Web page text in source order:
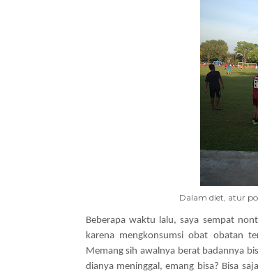
Dalam diet, atur
Beberapa waktu lalu, saya sempat
karena mengkonsumsi obat obatan
Memang sih awalnya berat badannya
dianya meninggal, emang bisa? Bisa